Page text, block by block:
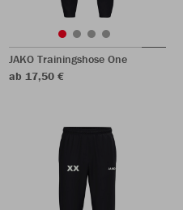
JAKO Trainingshose One
ab 17,50 €